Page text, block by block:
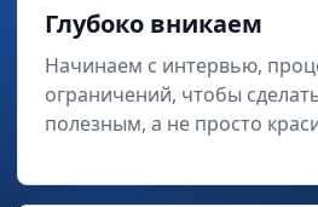
Глубоко вникаем
Начинаем с интервью,
ограничений, чтобы
полезным, а не просто